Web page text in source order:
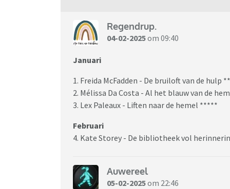
Regendrup.
04-02-2025om 09:40
Januari
1. Freida McFadden - De bruiloft van de hulp **
2. Mélissa Da Costa - Al het blauw van de
3. Lex Paleaux - Liften naar de hemel *****
Februari
4. Kate Storey - De bibliotheek vol
Auwereel
05-02-2025om 22:46